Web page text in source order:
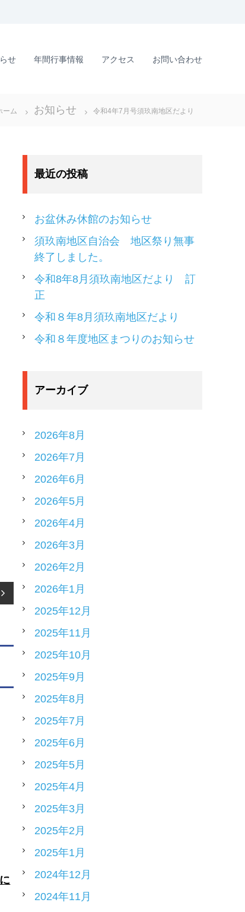
せ 年間行事情報 アクセス お問い合わせ
ーム お知らせ 令和4年7月号須玖南地区だより
最近の投稿
お盆休み休館のお知らせ
須玖南地区自治会 地区祭り無事
終了しました。
令和8年8月須玖南地区だより 訂
正
令和８年8月須玖南地区だより
令和８年度地区まつりのお知らせ
アーカイブ
2026年8月
2026年7月
2026年6月
2026年5月
2026年4月
2026年3月
2026年2月
2026年1月
2025年12月
2025年11月
2025年10月
2025年9月
2025年8月
2025年7月
2025年6月
2025年5月
2025年4月
2025年3月
2025年2月
2025年1月
2024年12月
2024年11月